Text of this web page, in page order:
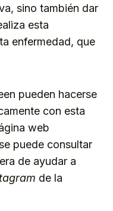
sino también dar
esta
enfermedad, que
pueden hacerse
con esta
web
puede consultar
de ayudar a
de la